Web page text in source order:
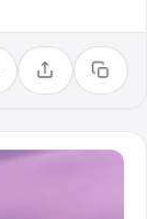
Compartilhar
Copiar